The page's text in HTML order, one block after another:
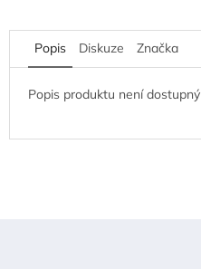
Popis Diskuze Značka
Popis produktu není dostupný